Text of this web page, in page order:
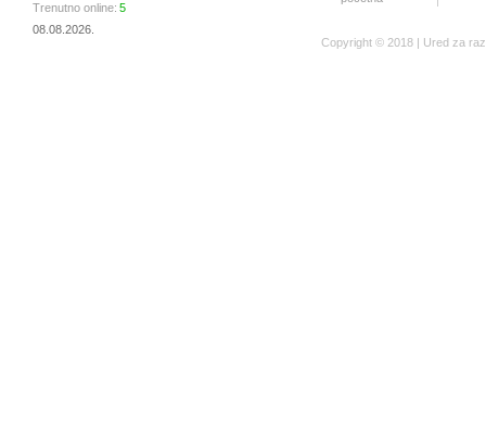
Trenutno online: 5
08.08.2026.
Copyright © 2018 | Ured za